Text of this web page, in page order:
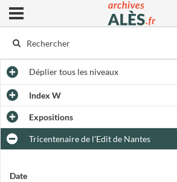
Archives municipales d'Alès
Ouvrir le menu déroulant
Dépliertous les niveaux
Index W
Expositions
Tricentenaire de l'Edit de Nantes
Date